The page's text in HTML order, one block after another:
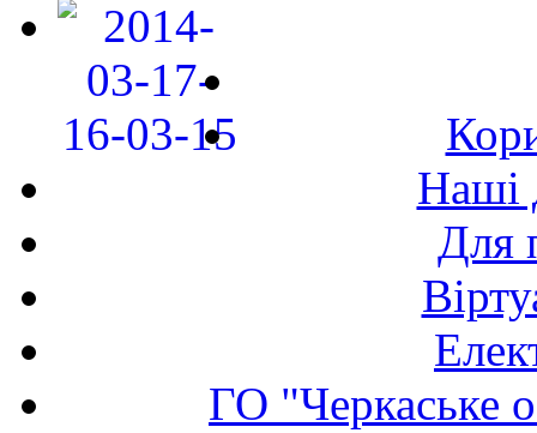
Наші
Для
ГО "Черкаське